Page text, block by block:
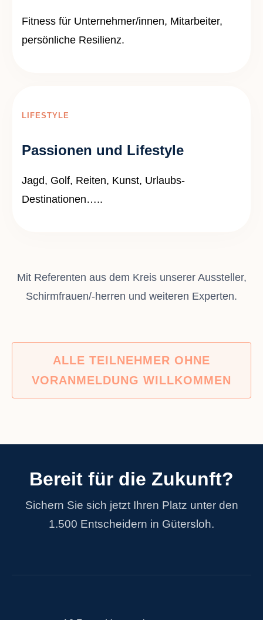
Fitness für Unternehmer/innen, Mitarbeiter,
persönliche Resilienz.
LIFESTYLE
Passionen und Lifestyle
Jagd, Golf, Reiten, Kunst, Urlaubs-
Destinationen…..
Mit Referenten aus dem Kreis unserer Aussteller,
Schirmfrauen/-herren und weiteren Experten.
ALLE TEILNEHMER OHNE
VORANMELDUNG WILLKOMMEN
Bereit für die Zukunft?
Sichern Sie sich jetzt Ihren Platz unter den
1.500 Entscheidern in Gütersloh.